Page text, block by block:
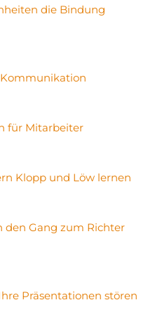
die Bindung
für Mitarbeiter
Klopp und Löw lernen
Gang zum Richter
Präsentationen stören